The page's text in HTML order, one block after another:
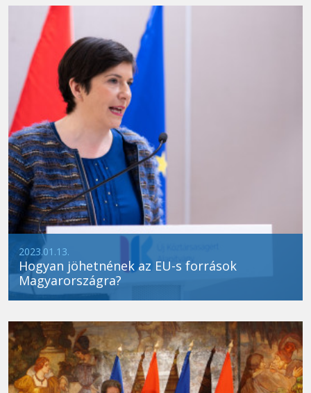
2023.01.13.
Hogyan jöhetnének az EU-s források
Magyarországra?